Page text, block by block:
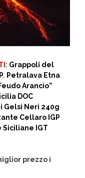
: Grappoli del
. Petralava Etna
Arancio”
DOC
Gelsi Neri 240g
Cellaro IGP
Siciliane IGT
prezzo i